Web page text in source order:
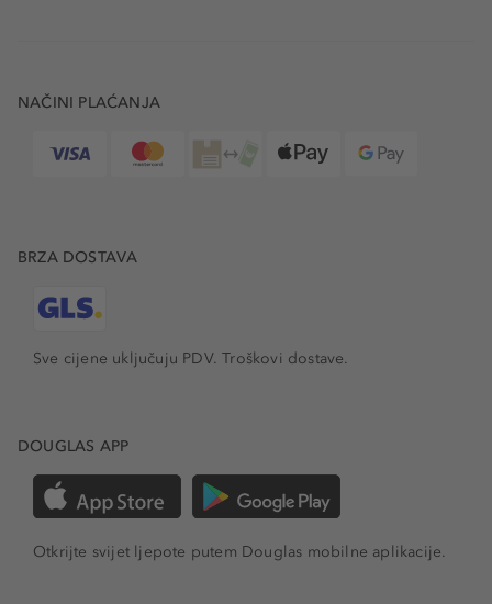
NAČINI PLAĆANJA
BRZA DOSTAVA
Sve cijene uključuju PDV.Troškovi dostave.
DOUGLAS APP
Otkrijte svijet ljepote putem Douglas mobilne aplikacije.